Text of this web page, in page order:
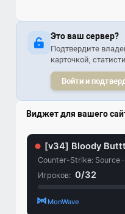
Это ваш сервер?
Подтвердите
карточкой,
Войти и
Виджет для вашего